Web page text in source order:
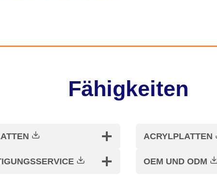
Fähigkeiten
ACRYLPLATTEN
OEM UND ODM